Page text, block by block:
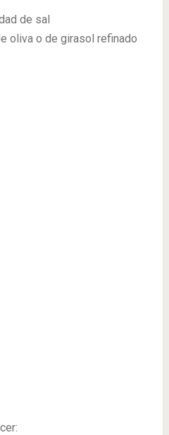
de sal
oliva o de girasol refinado